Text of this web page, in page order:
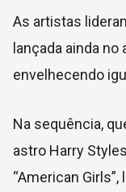
As artistas
lançada ainda
envelhecendo
Na sequência,
astro Harry
“American Girls”,